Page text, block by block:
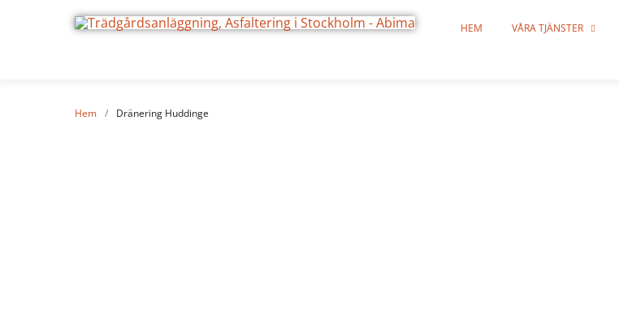
HEM VÅRA TJÄNSTER
Hem / Dränering Huddinge